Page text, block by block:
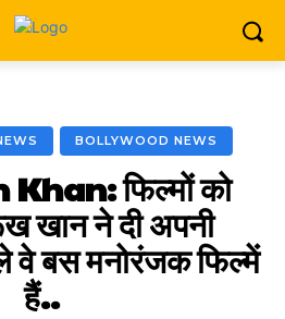
BOLLYWOOD NEWS
फिल्मों को
खान ने दी अपनी
वे बस मनोरंजक फिल्में
हैं..